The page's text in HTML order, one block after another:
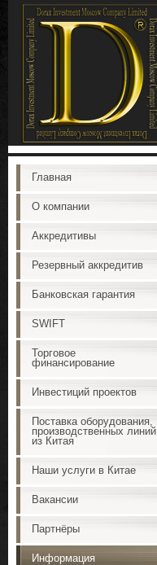
Главная
О компании
Аккредитивы
Резервный аккредитив
Банковская гарантия
SWIFT
Торговое
финансирование
Инвестиций проектов
Поставка оборудования,
производственных линий
из Китая
Наши услуги в Китае
Вакансии
Партнёры
Информация